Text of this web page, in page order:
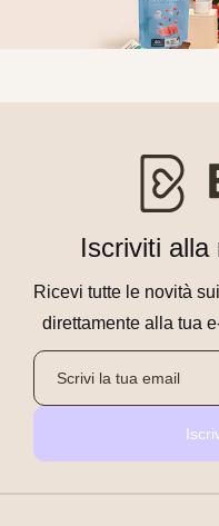
Iscriviti alla
Ricevi tutte le novità
direttamente alla tua